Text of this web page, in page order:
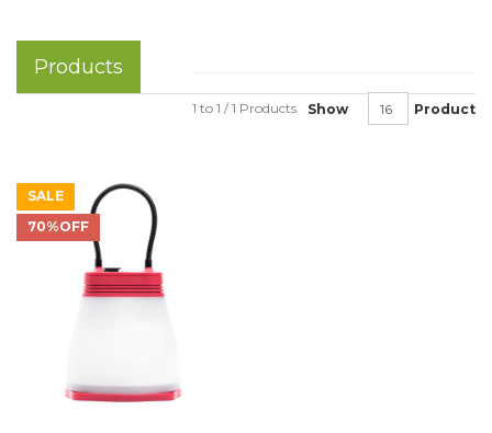
Products
Show Product
1 to 1 / 1 Products
SALE
70%OFF